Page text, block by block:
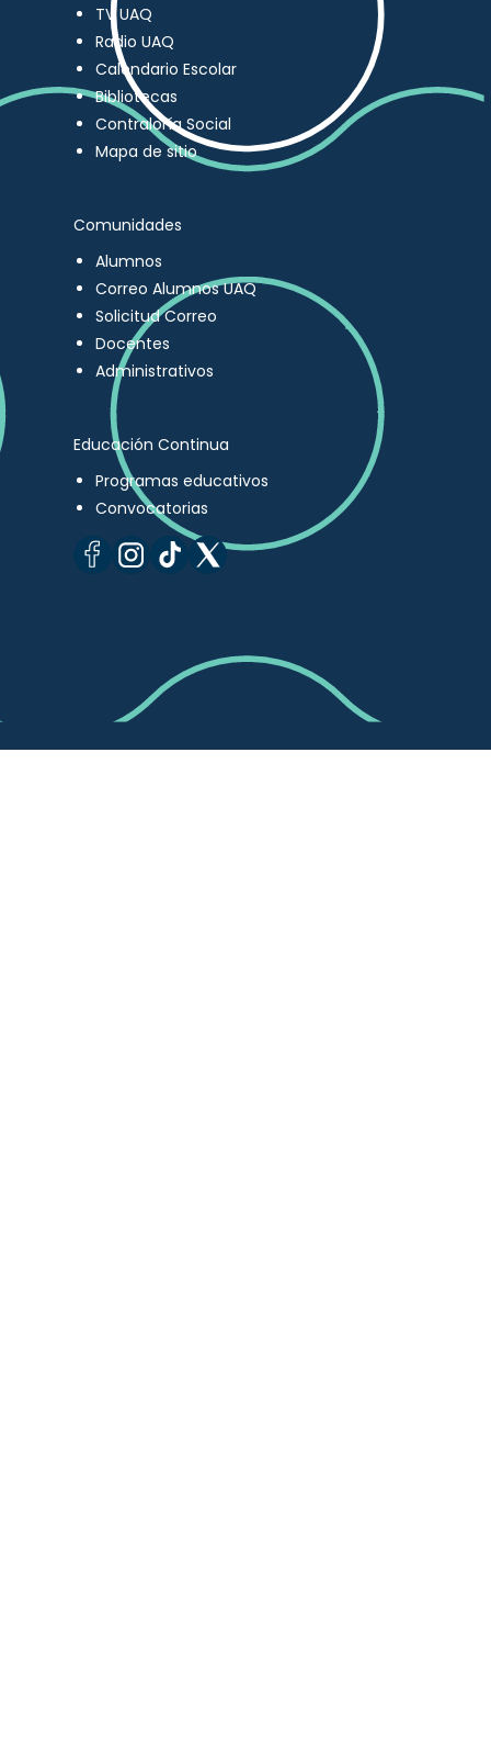
TV UAQ
Radio UAQ
Calendario Escolar
Bibliotecas
Contraloría Social
Mapa de sitio
Comunidades
Alumnos
Correo Alumnos UAQ
Solicitud Correo
Docentes
Administrativos
Educación Continua
Programas educativos
Convocatorias